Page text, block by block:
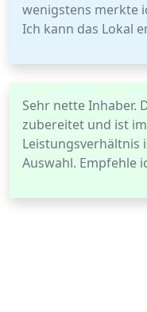
wenigstens merkte
Ich kann das Lokal
Sehr nette Inhaber.
zubereitet und ist
Leistungsverhältnis
Auswahl. Empfehle